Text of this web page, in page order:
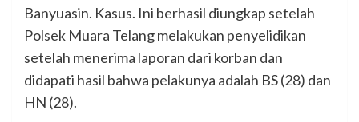
Banyuasin. Kasus. Ini berhasil diungkap setelah
Polsek Muara Telang melakukan penyelidikan
setelah menerima laporan dari korban dan
didapati hasil bahwa pelakunya adalah BS (28) dan
HN (28).